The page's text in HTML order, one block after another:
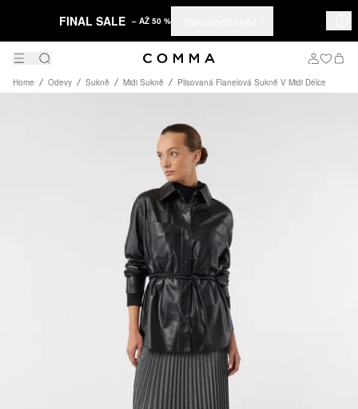
FINAL SALE – AŽ 50 %
Home Odevy Sukně Midi Sukně Plisovaná Flanelová Sukně V Midi Délce